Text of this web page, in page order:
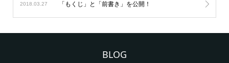
2018.03.27 「もくじ」と「前書き」を公開！
BLOG